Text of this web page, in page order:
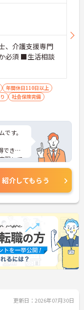
、介護支援専門
必須 ■生活相談
年間休日110日以上
社会保険完備
す。
できま
現して
かり
、さら
談くだ
紹介してもらう
更新日：2026年07月30日